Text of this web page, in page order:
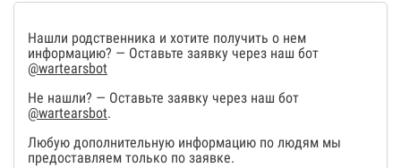
Нашли родственника и хотите получить о нем
информацию? — Оставьте заявку через наш бот
@wartearsbot
Не нашли? — Оставьте заявку через наш бот
@wartearsbot.
Любую дополнительную информацию по людям мы
предоставляем только по заявке.